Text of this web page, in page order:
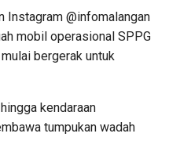
Instagram @infomalangan
mobil operasional SPPG
bergerak untuk
kendaraan
tumpukan wadah